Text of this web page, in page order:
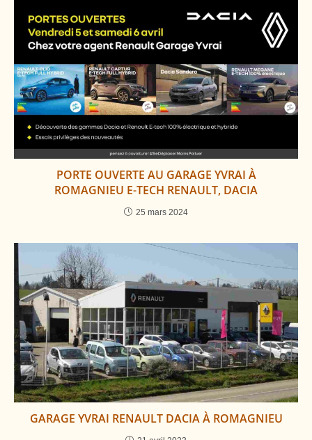
PORTE OUVERTE AU GARAGE YVRAI À
ROMAGNIEU E-TECH RENAULT, DACIA
25 mars 2024
GARAGE YVRAI RENAULT DACIA À ROMAGNIEU